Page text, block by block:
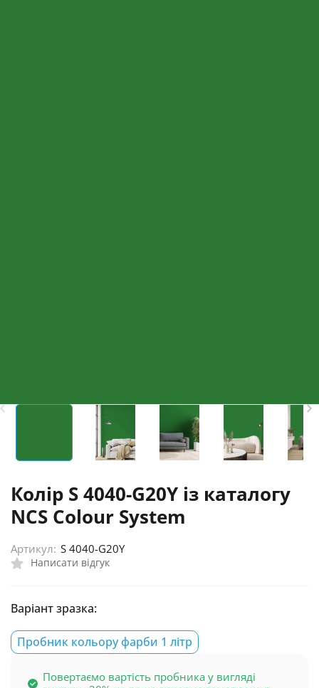
Колір S 4040-G20Y із каталогу
NCS Colour System
Написати відгук
Артикул: S 4040-G20Y
Варіант зразка:
Пробник кольору фарби 1 літр
Повертаємо вартість пробника у вигляді